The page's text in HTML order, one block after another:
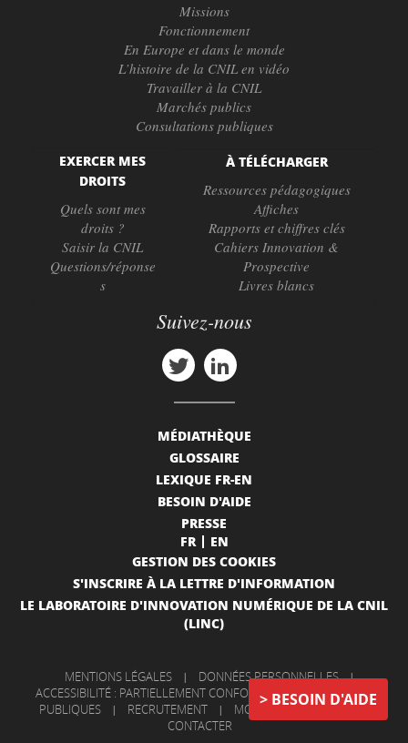
BESOIN D'AIDE
Missions
Fonctionnement
En Europe et dans le monde
L’histoire de la CNIL en vidéo
Travailler à la CNIL
Marchés publics
Consultations publiques
EXERCER MES
DROITS
Quels sont mes
droits ?
Saisir la CNIL
Questions/réponse
s
À TÉLÉCHARGER
Ressources pédagogiques
Affiches
Rapports et chiffres clés
Cahiers Innovation &
Prospective
Livres blancs
Suivez-nous
MÉDIATHÈQUE
GLOSSAIRE
LEXIQUE FR-EN
BESOIN D'AIDE
PRESSE
FR
EN
GESTION DES COOKIES
S'INSCRIRE À LA LETTRE D'INFORMATION
LE LABORATOIRE D'INNOVATION NUMÉRIQUE DE LA CNIL
(LINC)
MENTIONS LÉGALES | DONNÉES PERSONNELLES |
ACCESSIBILITÉ : PARTIELLEMENT CONFORME
|
INFORMATIONS
PUBLIQUES
| RECRUTEMENT | MON COMPTE |
NOUS
CONTACTER